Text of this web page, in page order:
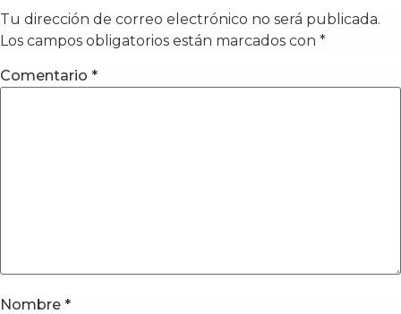
Tu dirección de correo electrónico no será publicada.
Los campos obligatorios están marcados con *
Comentario *
Nombre *